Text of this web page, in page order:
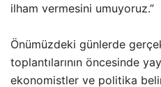
ilham vermesini umuyoruz.”
Önümüzdeki günlerde
toplantılarının öncesinde
ekonomistler ve politika